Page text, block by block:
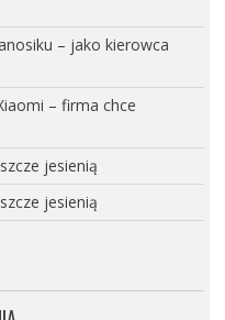
– jako kierowca
– firma chce
jesienią
jesienią